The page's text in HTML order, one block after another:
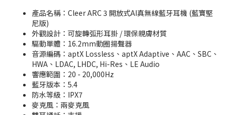
產品名稱：Cleer ARC 3 開放式AI真無線藍牙耳機 (藍寶堅
尼版)
外觀設計：可旋轉弧形耳掛 / 環保親膚材質
驅動單體：16.2mm動圈揚聲器
音源編碼：aptX Lossless、aptX Adaptive、AAC、SBC、
HWA、LDAC, LHDC, Hi-Res、LE Audio
響應範圍：20 - 20,000Hz
藍牙版本：5.4
防水等級：IPX7
麥克風：兩麥克風